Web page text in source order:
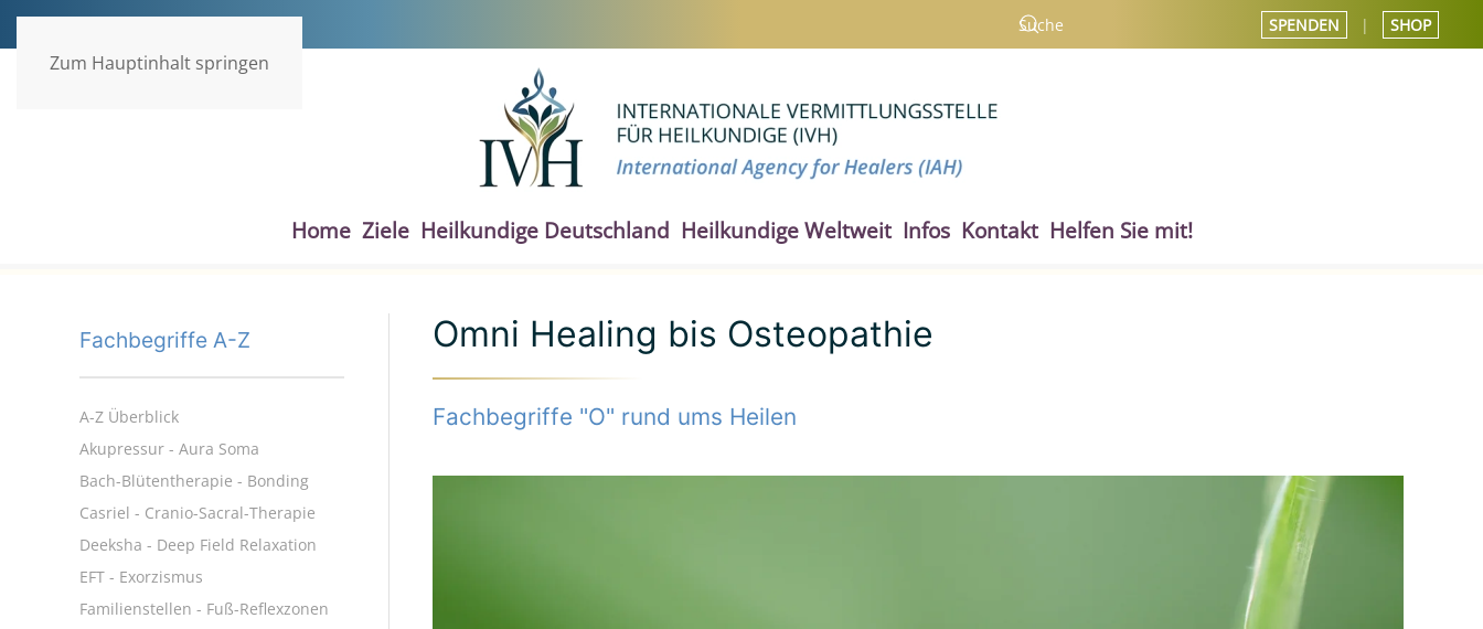
Zum Hauptinhalt springen
SPENDEN | SHOP
Home Ziele Heilkundige Deutschland Heilkundige Weltweit Infos Kontakt Helfen Sie mit!
Omni Healing bis Osteopathie
Fachbegriffe "O" rund ums Heilen
Fachbegriffe A-Z
A-Z Überblick
Akupressur - Aura Soma
Bach-Blütentherapie - Bonding
Casriel - Cranio-Sacral-Therapie
Deeksha - Deep Field Relaxation
EFT - Exorzismus
Familienstellen - Fuß-Reflexzonen